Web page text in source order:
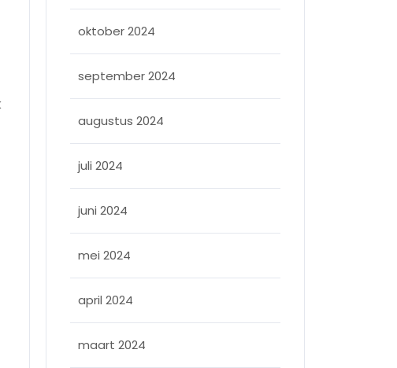
oktober 2024
september 2024
augustus 2024
juli 2024
juni 2024
mei 2024
april 2024
maart 2024